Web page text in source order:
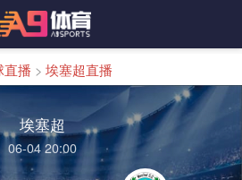
直播 > 埃塞超直播
埃塞超
06-04 20:00